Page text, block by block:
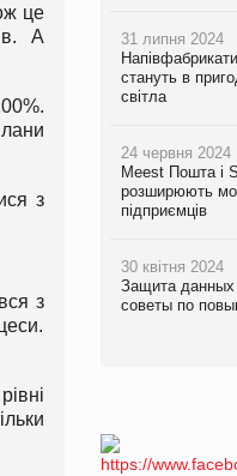
це
А
з
з
31 липня 2024
стануть в
світла
24 червня 2024
Meest Пошта і
розширюють
підприємців
30 квітня 2024
Защита
советы по